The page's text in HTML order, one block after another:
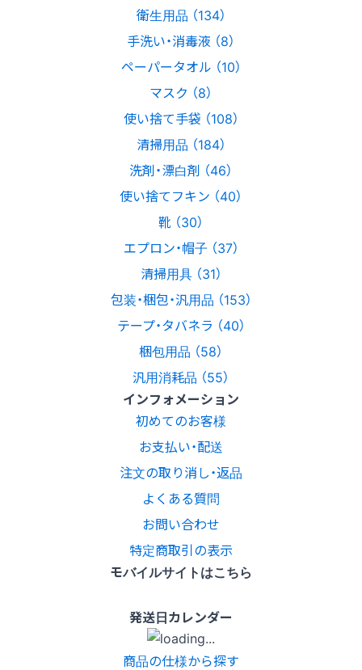
衛生用品 （134）
手洗い・消毒液 （8）
ペーパータオル （10）
マスク （8）
使い捨て手袋 （108）
清掃用品 （184）
洗剤・漂白剤 （46）
使い捨てフキン （40）
靴 （30）
エプロン・帽子 （37）
清掃用具 （31）
包装・梱包・汎用品 （153）
テープ・タバネラ （40）
梱包用品 （58）
汎用消耗品 （55）
インフォメーション
初めてのお客様
お支払い・配送
注文の取り消し・返品
よくある質問
お問い合わせ
特定商取引の表示
モバイルサイトはこちら
発送日カレンダー
商品の仕様から探す